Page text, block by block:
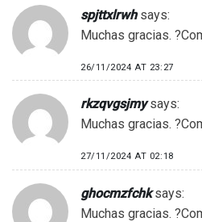
spjttxlrwh says:
Muchas gracias.
26/11/2024 AT 23:27
rkzqvgsjmy says:
Muchas gracias.
27/11/2024 AT 02:18
ghocmzfchk says:
Muchas gracias.